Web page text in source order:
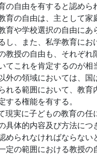
の自由を有すると認めら
育の自由は、主として家
育や学校選択の自由にあ
し、また、私学教育にお
教授の自由も、それぞれ
てこれを肯定するのが相
外の領域においては、国
れる範囲において、教育
する権能を有する。
現実に子どもの教育の任
具体的内容及び方法につ
められなければならない
定の範囲における教授の